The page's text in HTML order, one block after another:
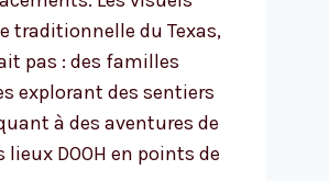
traditionnelle du Texas,
pas : des familles
explorant des sentiers
à des aventures de
DOOH en points de